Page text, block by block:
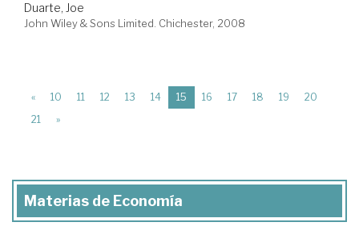
Duarte, Joe
John Wiley & Sons Limited. Chichester, 2008
« 10 11 12 13 14 15 (current)
16 17 18 19
20
21
»
Materias de Economía